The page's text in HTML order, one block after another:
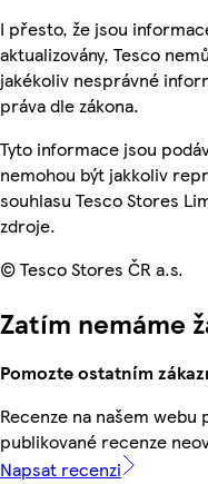
I přesto, že jsou
aktualizovány, Tesco
jakékoliv nesprávné
práva dle zákona.
Tyto informace jsou
nemohou být jakkoliv
souhlasu Tesco Stores
zdroje.
© Tesco Stores ČR a.s.
Zatím nemáme
Pomozte ostatním
Recenze na našem webu
publikované recenze
Napsat recenzi